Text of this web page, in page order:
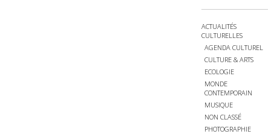
ACTUALITÉS
CULTURELLES
AGENDA CULTUREL
CULTURE & ARTS
ECOLOGIE
MONDE
CONTEMPORAIN
MUSIQUE
NON CLASSÉ
PHOTOGRAPHIE